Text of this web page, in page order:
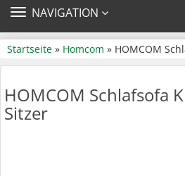
TOGGLE
NAVIGATION
Startseite » Homcom » HOMCOM
HOMCOM Schlafsofa
Sitzer